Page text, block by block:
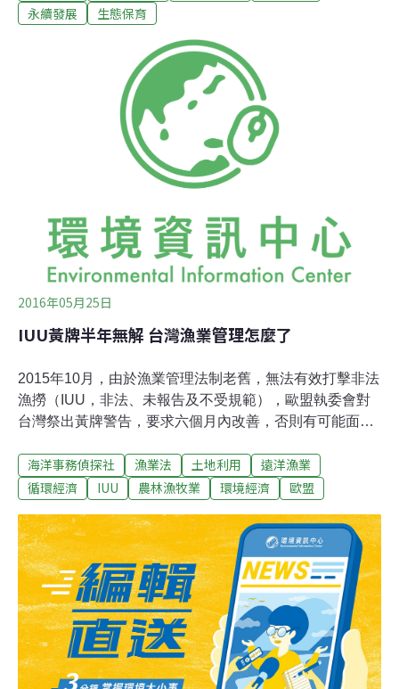
場資料整理，定稿請依據立法院公布版本） 中華民國人不
得有下列重大違規行為： 1、無漁業證照、無第6條第1項
之遠洋漁業作業許可或收回漁業證照處分執行期間，從事
遠洋漁業。 2、未依第9條第1項規定裝設船位回報器或電
子漁獲回報系統而出港。 3、未依第11條第1項規定經主管
機關許可從事海上轉載、港內轉載或港口卸魚。 4、未依
前條第1項規定經主管機關核准，進入他國管轄海域從事
漁撈作業。 5、偽造、塗改或故意遮蔽中英文船名、船籍
港名、漁船統一編號或國際識別編號之漁船標識。 6、從
永續發展
生態保育
2016年05月25日
IUU黃牌半年無解 台灣漁業管理怎麼了
2015年10月，由於漁業管理法制老舊，無法有效打擊非法
漁撈（IUU，非法、未報告及不受規範），歐盟執委會對
台灣祭出黃牌警告，要求六個月內改善，否則有可能面臨
了嗎。圖片來源：台灣綠色和平組織歐盟消費者護海 拒絕
IUU漁獲據統計全球有超過100-230億美元的非法漁獲流
獲量的21%至46%，價值美金8至17億。打擊非法漁撈已
成國際間刻不容緩的行動，主要的市場地如美國和歐盟都
各自建立機制，致力從市場端推動全球消除非法漁撈，提
高海鮮供應鏈的追溯性。歐盟是全世界海鮮最大市場，
2008年訂定打擊非法漁業的法規（Council Regulation
(EC) No 1005/2008），對於沒有改善IUU的船旗國給予黃
牌警告，若六個月內沒有改進，則將給出紅牌。若國家得
到紅牌，歐盟將禁止該國出口海鮮產品到
海洋事務偵探社 漁業法 土地利用
遠洋漁業
循環經濟
IUU 農林漁牧業 環境經濟 歐盟